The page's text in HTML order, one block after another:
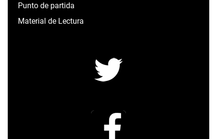
Punto de partida
Material de Lectura